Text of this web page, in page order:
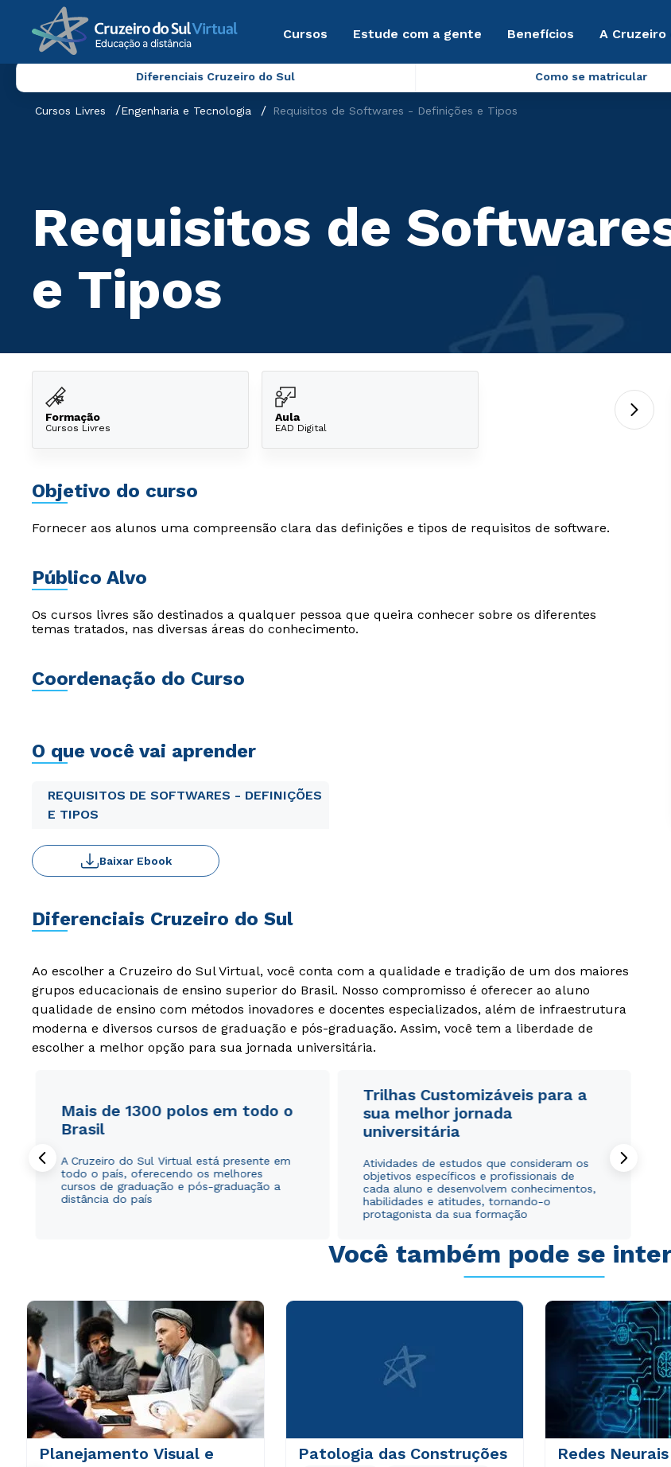
Cursos Estude com a gente Benefícios A
Diferenciais Cruzeiro do Sul Como se matricular
Cursos Livres Engenharia e Tecnologia Requisitos de Softwares - Definições e Tipos
Requisitos de
e Tipos
Formação
Cursos Livres
Aula
EAD Digital
Objetivo do curso
Fornecer aos alunos uma compreensão clara das definições e tipos de requisitos de software.
Público Alvo
Os cursos livres são destinados a qualquer pessoa que queira conhecer sobre os diferentes
temas tratados, nas diversas áreas do conhecimento.
Coordenação do Curso
O que você vai aprender
REQUISITOS DE SOFTWARES - DEFINIÇÕES
E TIPOS
Baixar Ebook
Diferenciais Cruzeiro do Sul
Ao escolher a Cruzeiro do Sul Virtual, você conta com a qualidade e tradição de um dos maiores
grupos educacionais de ensino superior do Brasil. Nosso compromisso é oferecer ao aluno
qualidade de ensino com métodos inovadores e docentes especializados, além de infraestrutura
moderna e diversos cursos de graduação e pós-graduação. Assim, você tem a liberdade de
escolher a melhor opção para sua jornada universitária.
Mais de 1300 polos em todo o
Brasil
A Cruzeiro do Sul Virtual está presente em
todo o país, oferecendo os melhores
cursos de graduação e pós-graduação a
distância do país
Trilhas Customizáveis para a
sua melhor jornada
universitária
Atividades de estudos que consideram os
objetivos específicos e profissionais de
cada aluno e desenvolvem conhecimentos,
habilidades e atitudes, tornando-o
protagonista da sua formação
Você também pode se
Planejamento Visual e
Patologia das Construções
Redes
Rápido e fácil
WhatsApp
ou
Política de Privacidade.e
autorizo que meus dados sejam utilizados para o
envio de conteúdos da Cruzeiro do Sul.
Rápido e fácil
WhatsApp
ou
Política de Privacidade.e
autorizo que meus dados sejam utilizados para o
envio de conteúdos da Cruzeiro do Sul.